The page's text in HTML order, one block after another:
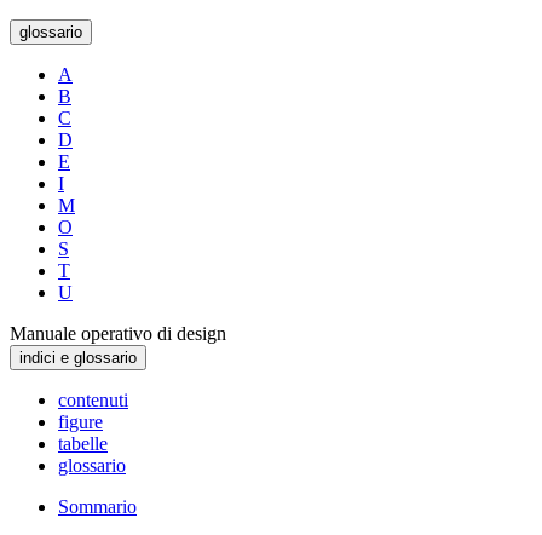
glossario
A
B
C
D
E
I
M
O
S
T
U
Manuale operativo di design
indici e glossario
contenuti
figure
tabelle
glossario
Sommario